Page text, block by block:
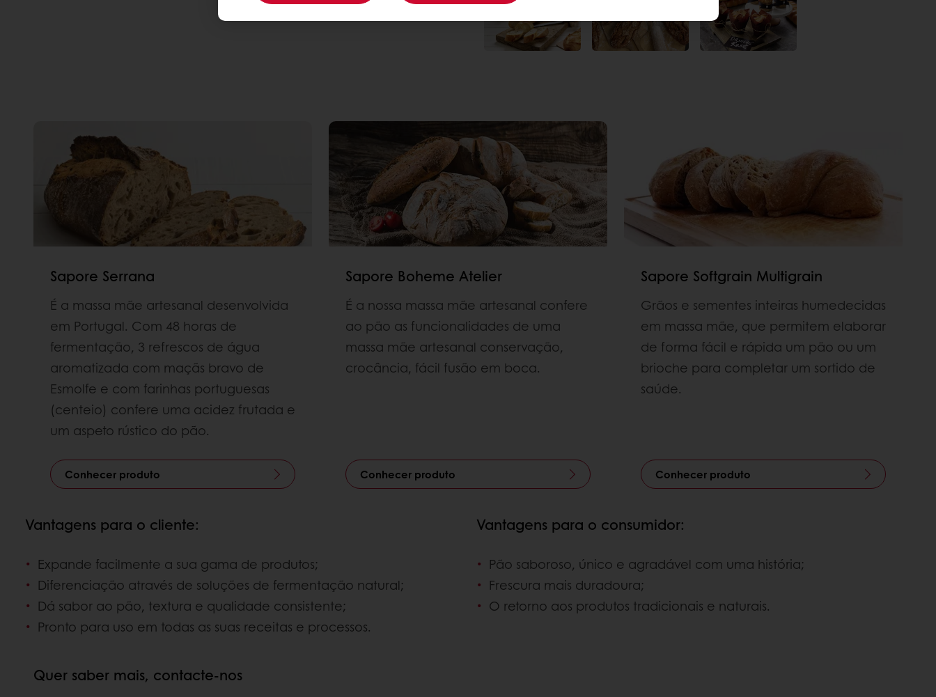
Sapore Serrana
É a massa mãe artesanal desenvolvida
em Portugal. Com 48 horas de
fermentação, 3 refrescos de água
aromatizada com maçãs bravo de
Esmolfe e com farinhas portuguesas
(centeio) confere uma acidez frutada e
um aspeto rústico do pão.
Conhecer produto
Sapore Boheme Atelier
É a nossa massa mãe artesanal confere
ao pão as funcionalidades de uma
massa mãe artesanal conservação,
crocância, fácil fusão em boca.
Conhecer produto
Sapore Softgrain Multigrain
Grãos e sementes inteiras humedecidas
em massa mãe, que permitem elaborar
de forma fácil e rápida um pão ou um
brioche para completar um sortido de
saúde.
Conhecer produto
Vantagens para o cliente:
Expande facilmente a sua gama de produtos;
Diferenciação através de soluções de fermentação natural;
Dá sabor ao pão, textura e qualidade consistente;
Pronto para uso em todas as suas receitas e processos.
Vantagens para o consumidor:
Pão saboroso, único e agradável com uma história;
Frescura mais duradoura;
O retorno aos produtos tradicionais e naturais.
Quer saber mais, contacte-nos